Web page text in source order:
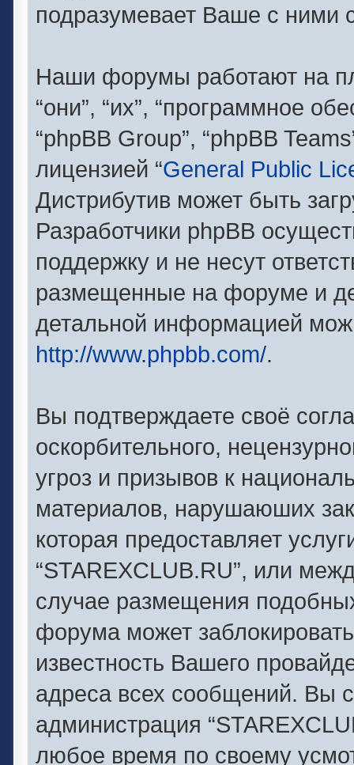
подразумевает Ваше с ними
Наши форумы работают на
“они”, “их”, “программное
“phpBB Group”, “phpBB
лицензией “General Public
Дистрибутив может быть
Разработчики phpBB
поддержку и не несут
размещенные на форуме и
детальной информацией
http://www.phpbb.com/.
Вы подтверждаете своё
оскорбительного,
угроз и призывов к
материалов, нарушаюших
которая предоставляет
“STAREXCLUB.RU”, или
случае размещения
форума может
известность Вашего
адреса всех сообщений. Вы
администрация
любое время по своему